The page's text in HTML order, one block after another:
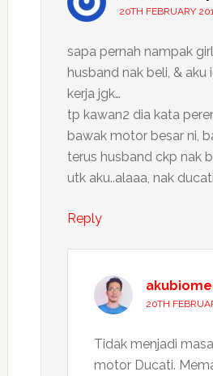
20TH FEBRUARY
sapa pernah nampak
husband nak beli, & aku
kerja jgk…
tp kawan2 dia kata
bawak motor besar ni,
terus husband ckp nak
utk aku..alaaa, nak
Reply
20TH
Tidak menjadi
motor Ducati.